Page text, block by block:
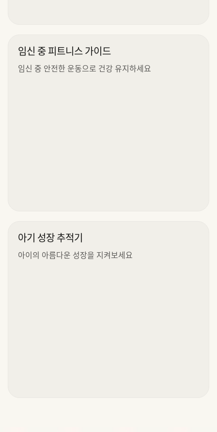
임신 중 피트니스 가이드
임신 중 안전한 운동으로 건강 유지하세요
아기 성장 추적기
아이의 아름다운 성장을 지켜보세요